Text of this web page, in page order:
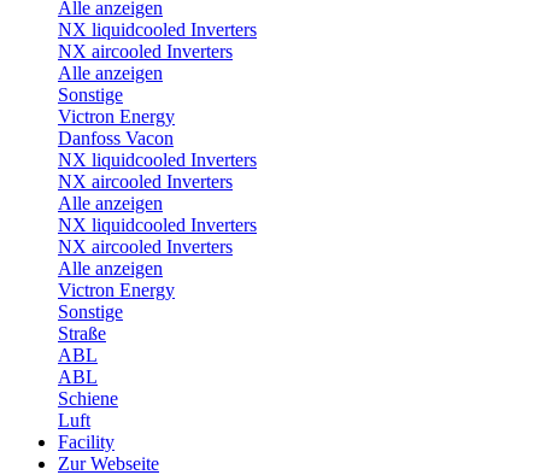
Alle anzeigen
NX liquidcooled Inverters
NX aircooled Inverters
Alle anzeigen
Sonstige
Victron Energy
Danfoss Vacon
NX liquidcooled Inverters
NX aircooled Inverters
Alle anzeigen
NX liquidcooled Inverters
NX aircooled Inverters
Alle anzeigen
Victron Energy
Sonstige
Straße
ABL
ABL
Schiene
Luft
Facility
Zur Webseite